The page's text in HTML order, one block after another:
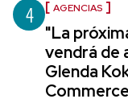
4 AGENCIAS
"La
vendrá de
Glenda